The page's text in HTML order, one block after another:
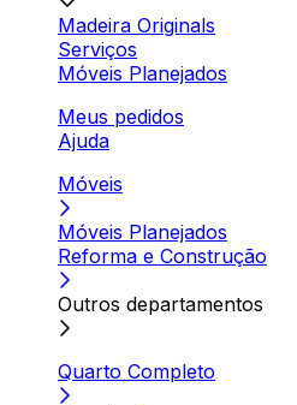
Madeira Originals
Serviços
Móveis Planejados
Meus pedidos
Ajuda
Móveis
Móveis Planejados
Reforma e Construção
Outros departamentos
Quarto Completo